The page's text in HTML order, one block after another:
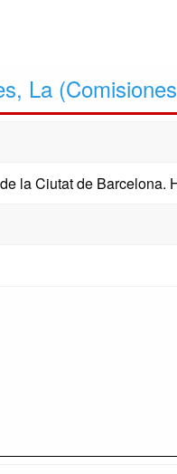
La
la Ciutat de Barcelona.